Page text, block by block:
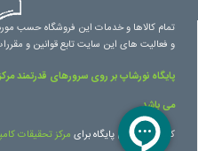
تمام کالاها و خدمات این فروشگاه حسب
و فعالیت های این سایت تابع قوانین و
پایگاه نورشاپ بر روی سرورهای قدرتمند
می باشد.
کلیه حقوق این پایگاه برای مرکز تحقیقات